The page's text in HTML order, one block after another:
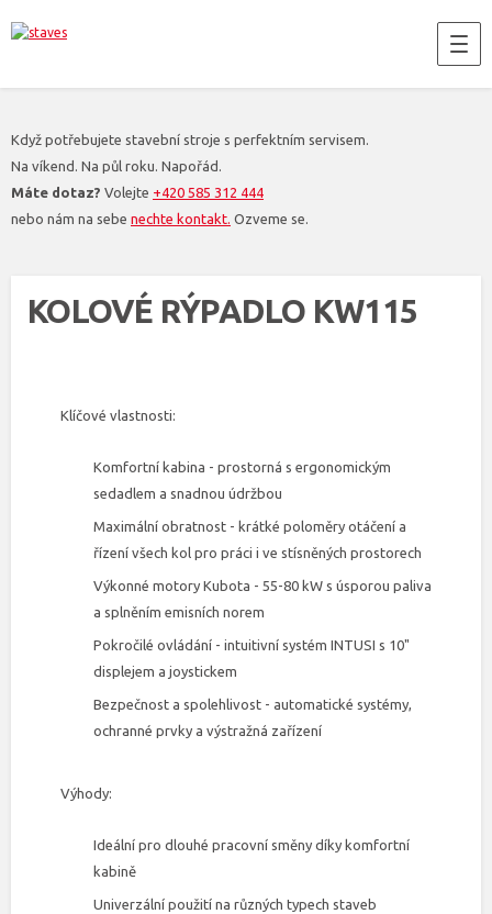
Když potřebujete stavební stroje s perfektním servisem.
Na víkend. Na půl roku. Napořád.
Máte dotaz? Volejte +420 585 312 444
nebo nám na sebe nechte kontakt. Ozveme se.
KOLOVÉ RÝPADLO KW115
Klíčové vlastnosti:
Komfortní kabina - prostorná s ergonomickým
sedadlem a snadnou údržbou
Maximální obratnost - krátké poloměry otáčení a
řízení všech kol pro práci i ve stísněných prostorech
Výkonné motory Kubota - 55-80 kW s úsporou paliva
a splněním emisních norem
Pokročilé ovládání - intuitivní systém INTUSI s 10"
displejem a joystickem
Bezpečnost a spolehlivost - automatické systémy,
ochranné prvky a výstražná zařízení
Výhody:
Ideální pro dlouhé pracovní směny díky komfortní
kabině
Univerzální použití na různých typech staveb